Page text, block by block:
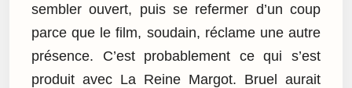
sembler ouvert, puis se refermer d’un coup
parce que le film, soudain, réclame une autre
présence. C’est probablement ce qui s’est
produit avec La Reine Margot. Bruel aurait